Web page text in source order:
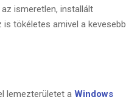
ismeretlen, installált
tökéletes amivel a kevesebb
lemezterületet a Windows